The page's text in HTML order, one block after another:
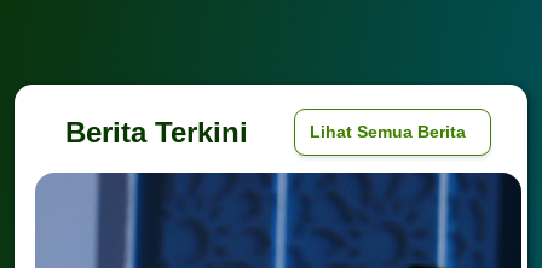
Berita Terkini Lihat Semua Berita